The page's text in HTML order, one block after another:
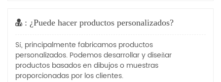
: ¿Puede hacer productos personalizados?
Sí, principalmente fabricamos productos
personalizados. Podemos desarrollar y diseñar
productos basados ​​en dibujos o muestras
proporcionadas por los clientes.